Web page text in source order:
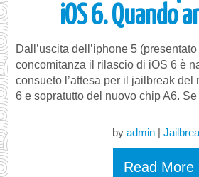
iOS 6. Quando
Dall’uscita dell’iphone 5
concomitanza il rilascio di iOS 6 è
consueto l’attesa per il jailbreak del
6 e sopratutto del nuovo chip A6. Se
byadmin |
Read More